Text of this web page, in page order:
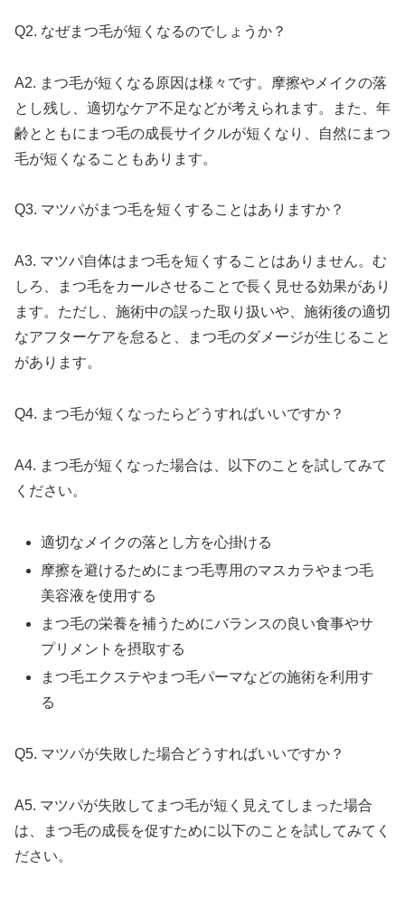
Q2. なぜまつ毛が短くなるのでしょうか？
A2. まつ毛が短くなる原因は様々です。摩擦やメイクの落
とし残し、適切なケア不足などが考えられます。また、年
齢とともにまつ毛の成長サイクルが短くなり、自然にまつ
毛が短くなることもあります。
Q3. マツパがまつ毛を短くすることはありますか？
A3. マツパ自体はまつ毛を短くすることはありません。む
しろ、まつ毛をカールさせることで長く見せる効果があり
ます。ただし、施術中の誤った取り扱いや、施術後の適切
なアフターケアを怠ると、まつ毛のダメージが生じること
があります。
Q4. まつ毛が短くなったらどうすればいいですか？
A4. まつ毛が短くなった場合は、以下のことを試してみて
ください。
適切なメイクの落とし方を心掛ける
摩擦を避けるためにまつ毛専用のマスカラやまつ毛
美容液を使用する
まつ毛の栄養を補うためにバランスの良い食事やサ
プリメントを摂取する
まつ毛エクステやまつ毛パーマなどの施術を利用す
る
Q5. マツパが失敗した場合どうすればいいですか？
A5. マツパが失敗してまつ毛が短く見えてしまった場合
は、まつ毛の成長を促すために以下のことを試してみてく
ださい。